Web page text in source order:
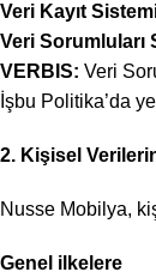
Veri Kayıt
Veri Sorumluları
VERBIS: Veri
İşbu Politika’da
2. Kişisel
Nusse Mobilya,
Genel ilkelere